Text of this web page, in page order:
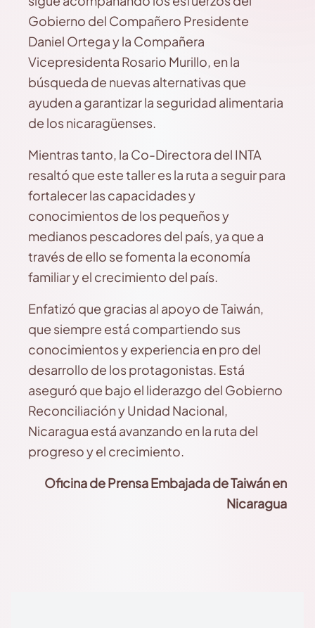
Gobierno del Compañero Presidente
Daniel Ortega y la Compañera
Vicepresidenta Rosario Murillo, en la
búsqueda de nuevas alternativas que
ayuden a garantizar la seguridad alimentaria
de los nicaragüenses.
Mientras tanto, la Co-Directora del INTA
resaltó que este taller es la ruta a seguir para
fortalecer las capacidades y
conocimientos de los pequeños y
medianos pescadores del país, ya que a
través de ello se fomenta la economía
familiar y el crecimiento del país.
Enfatizó que gracias al apoyo de Taiwán,
que siempre está compartiendo sus
conocimientos y experiencia en pro del
desarrollo de los protagonistas. Está
aseguró que bajo el liderazgo del Gobierno
Reconciliación y Unidad Nacional,
Nicaragua está avanzando en la ruta del
progreso y el crecimiento.
Oficina de Prensa Embajada de Taiwán en
Nicaragua